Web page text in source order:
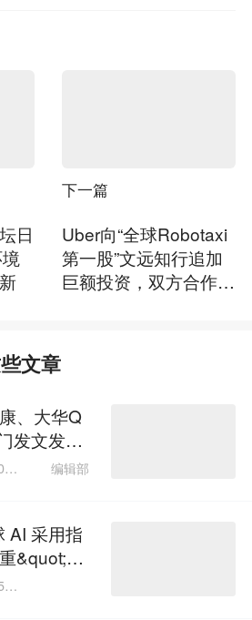
日
下一篇
Uber向“全球Robotaxi
第一股”文远知行追加
巨额投资，双方合作升
文章
、大华Q
发文发展
编辑部
AI 采用指
&quot;AI